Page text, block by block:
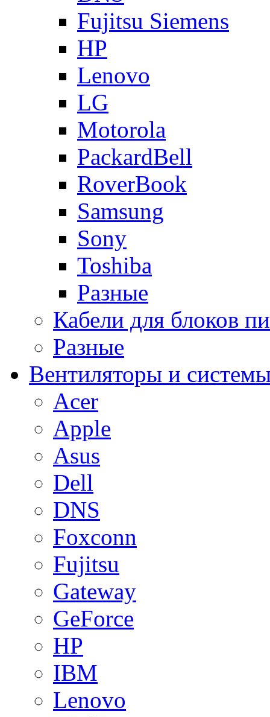
Fujitsu Siemens
HP
Lenovo
LG
Motorola
PackardBell
RoverBook
Samsung
Sony
Toshiba
Разные
Кабели для блоков
Разные
Вентиляторы и
Acer
Apple
Asus
Dell
DNS
Foxconn
Fujitsu
Gateway
GeForce
HP
IBM
Lenovo